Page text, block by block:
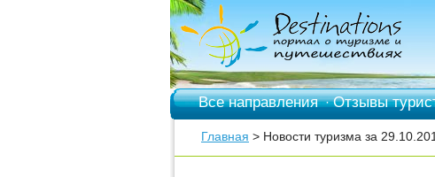
Все направления·Отзывы
Главная > Новости туризма за